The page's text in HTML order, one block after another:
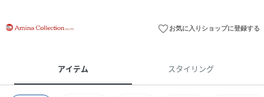
favorite_borderお気に入りショップに登録する
アイテム スタイリング